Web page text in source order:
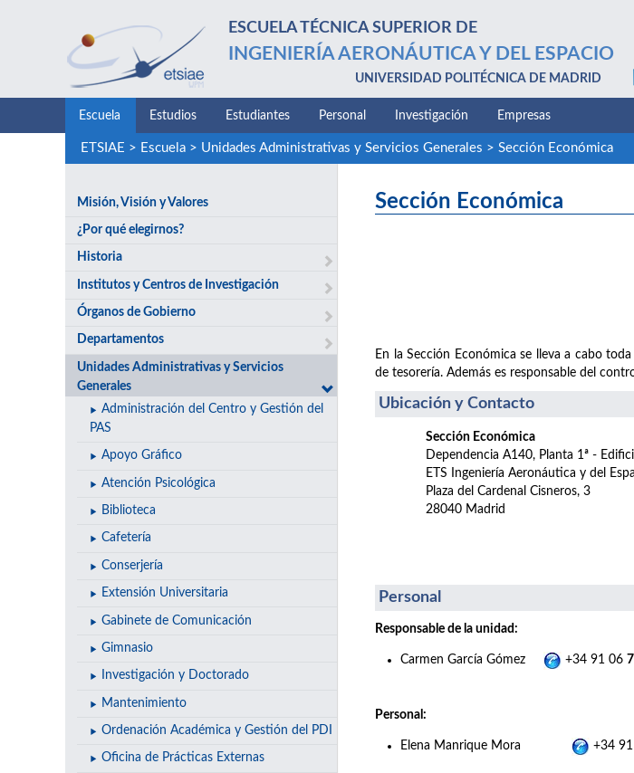
ESCUELA TÉCNICA SUPERIOR DE
INGENIERÍA AERONÁUTICA Y DEL ESPACIO
UNIVERSIDAD POLITÉCNICA DE MADRID
Escuela Estudios Estudiantes Personal Investigación Empresas
ETSIAE > Escuela> Unidades Administrativas y Servicios Generales > Sección Económica
Misión, Visión y Valores
¿Por qué elegirnos?
Historia
Institutos y Centros de Investigación
Órganos de Gobierno
Departamentos
Unidades Administrativas y Servicios
Generales
Administración del Centro y Gestión del
PAS
Apoyo Gráfico
Atención Psicológica
Biblioteca
Cafetería
Conserjería
Extensión Universitaria
Gabinete de Comunicación
Gimnasio
Investigación y Doctorado
Mantenimiento
Ordenación Académica y Gestión del PDI
Oficina de Prácticas Externas
Sección Económica
En la Sección Económica se lleva a cabo
de tesorería. Además es responsable del
Ubicación y Contacto
Sección Económica
Dependencia A140, Planta 1ª -
ETS Ingeniería Aeronáutica y del
Plaza del Cardenal Cisneros, 3
28040 Madrid
Personal
Responsable de la unidad:
Carmen García Gómez +34 91 06
Personal:
Elena Manrique Mora +34